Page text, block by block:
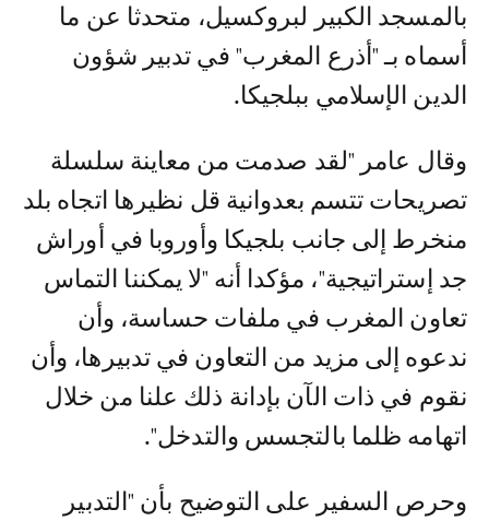
بالمسجد الكبير لبروكسيل، متحدثا عن ما
أسماه بـ "أذرع المغرب" في تدبير شؤون
الدين الإسلامي ببلجيكا.
وقال عامر "لقد صدمت من معاينة سلسلة
تصريحات تتسم بعدوانية قل نظيرها اتجاه بلد
منخرط إلى جانب بلجيكا وأوروبا في أوراش
جد إستراتيجية"، مؤكدا أنه "لا يمكننا التماس
تعاون المغرب في ملفات حساسة، وأن
ندعوه إلى مزيد من التعاون في تدبيرها، وأن
نقوم في ذات الآن بإدانة ذلك علنا من خلال
اتهامه ظلما بالتجسس والتدخل".
وحرص السفير على التوضيح بأن "التدبير